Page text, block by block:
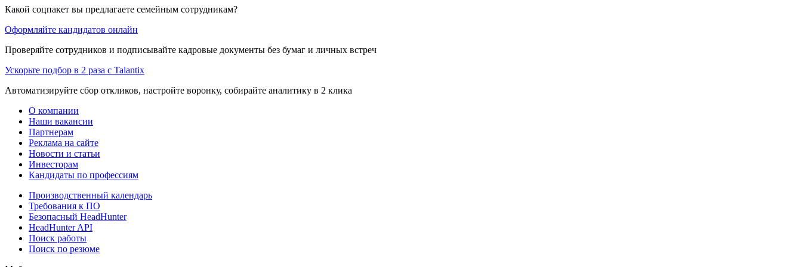
Какой соцпакет вы предлагаете семейным сотрудникам?
Оформляйте кандидатов онлайн
Проверяйте сотрудников и подписывайте кадровые документы без бумаг и личных встреч
Ускорьте подбор в 2 раза с Talantix
Автоматизируйте сбор откликов, настройте воронку, собирайте аналитику в 2 клика
О компании
Наши вакансии
Партнерам
Реклама на сайте
Новости и статьи
Инвесторам
Кандидаты по профессиям
Производственный календарь
Требования к ПО
Безопасный HeadHunter
HeadHunter API
Поиск работы
Поиск по резюме